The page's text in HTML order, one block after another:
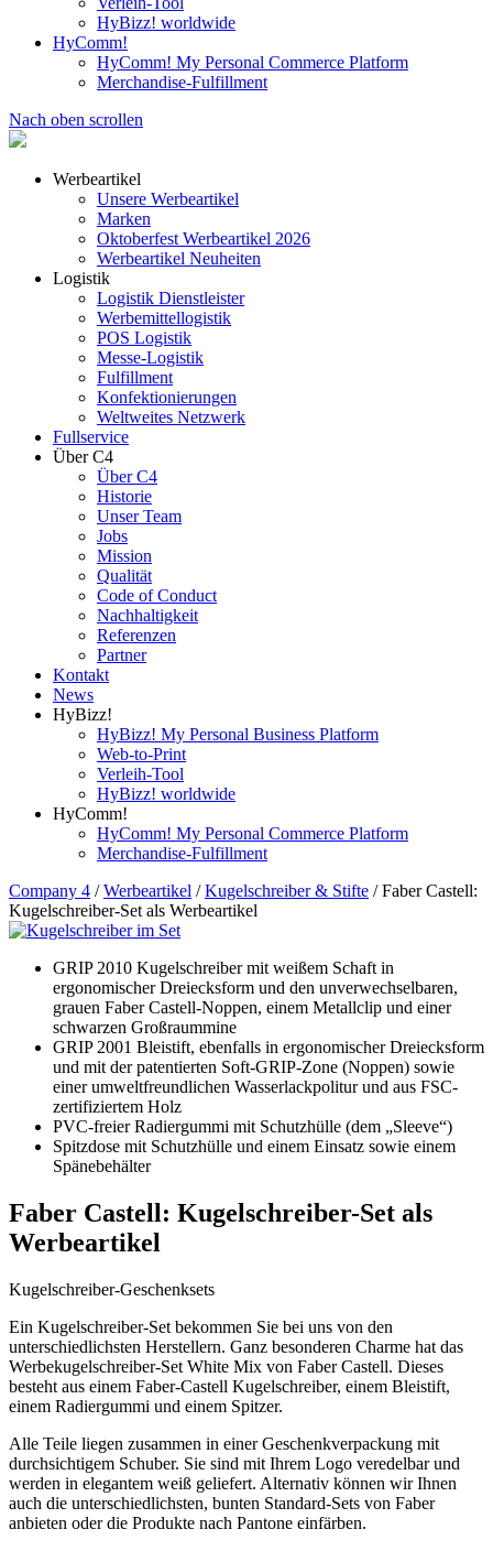
HyBizz! worldwide
HyComm!
HyComm! My Personal Commerce Platform
Merchandise-Fulfillment
Nach oben scrollen
Werbeartikel
Unsere Werbeartikel
Marken
Oktoberfest Werbeartikel 2026
Werbeartikel Neuheiten
Logistik
Logistik Dienstleister
Werbemittellogistik
POS Logistik
Messe-Logistik
Fulfillment
Konfektionierungen
Weltweites Netzwerk
Fullservice
Über C4
Über C4
Historie
Unser Team
Jobs
Mission
Qualität
Code of Conduct
Nachhaltigkeit
Referenzen
Partner
Kontakt
News
HyBizz!
HyBizz! My Personal Business Platform
Web-to-Print
Verleih-Tool
HyBizz! worldwide
HyComm!
HyComm! My Personal Commerce Platform
Merchandise-Fulfillment
Company 4 / Werbeartikel / Kugelschreiber & Stifte / Faber Castell:
Kugelschreiber-Set als Werbeartikel
GRIP 2010 Kugelschreiber mit weißem Schaft in
ergonomischer Dreiecksform und den unverwechselbaren,
grauen Faber Castell-Noppen, einem Metallclip und einer
schwarzen Großraummine
GRIP 2001 Bleistift, ebenfalls in ergonomischer Dreiecksform
und mit der patentierten Soft-GRIP-Zone (Noppen) sowie
einer umweltfreundlichen Wasserlackpolitur und aus FSC-
zertifiziertem Holz
PVC-freier Radiergummi mit Schutzhülle (dem „Sleeve“)
Spitzdose mit Schutzhülle und einem Einsatz sowie einem
Spänebehälter
Faber Castell: Kugelschreiber-Set als
Werbeartikel
Kugelschreiber-Geschenksets
Ein Kugelschreiber-Set bekommen Sie bei uns von den
unterschiedlichsten Herstellern. Ganz besonderen Charme hat das
Werbekugelschreiber-Set White Mix von Faber Castell. Dieses
besteht aus einem Faber-Castell Kugelschreiber, einem Bleistift,
einem Radiergummi und einem Spitzer.
Alle Teile liegen zusammen in einer Geschenkverpackung mit
durchsichtigem Schuber. Sie sind mit Ihrem Logo veredelbar und
werden in elegantem weiß geliefert. Alternativ können wir Ihnen
auch die unterschiedlichsten, bunten Standard-Sets von Faber
anbieten oder die Produkte nach Pantone einfärben.